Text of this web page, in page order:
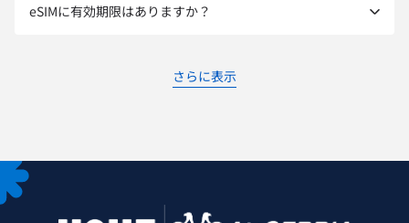
eSIMに有効期限はありますか？
さらに表示